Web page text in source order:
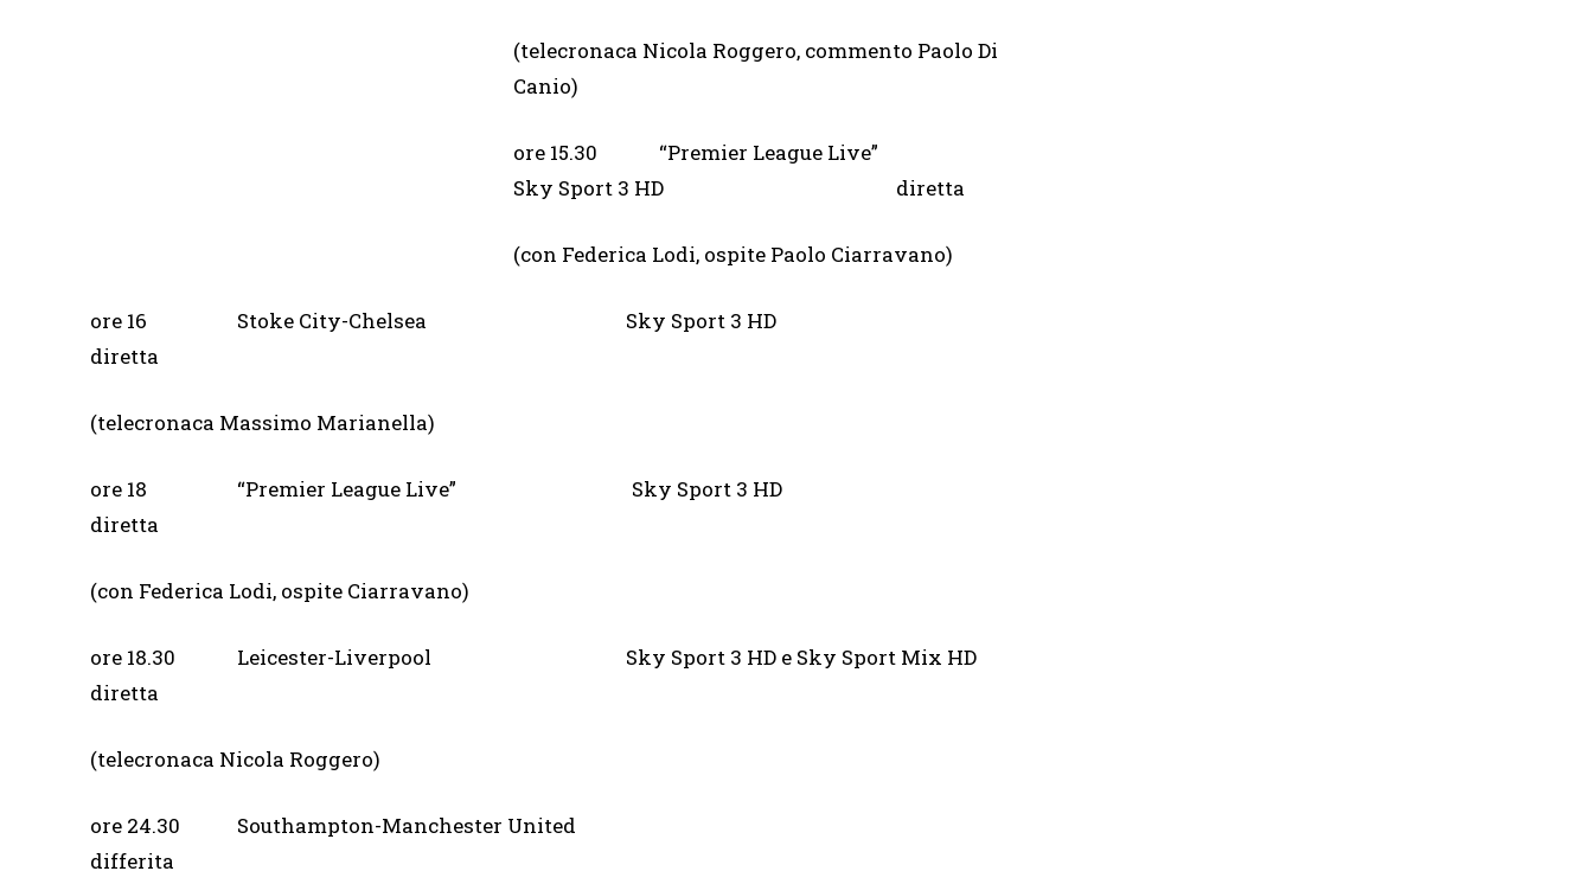
(telecronaca Nicola Roggero, commento Paolo Di
Canio)
ore 15.30 “Premier League Live”
Sky Sport 3 HD diretta
(con Federica Lodi, ospite Paolo Ciarravano)
ore 16 Stoke City-Chelsea Sky Sport 3 HD
diretta
(telecronaca Massimo Marianella)
ore 18 “Premier League Live” Sky Sport 3 HD
diretta
(con Federica Lodi, ospite Ciarravano)
ore 18.30 Leicester-Liverpool Sky Sport 3 HD e Sky Sport Mix HD
diretta
(telecronaca Nicola Roggero)
ore 24.30 Southampton-Manchester United
differita